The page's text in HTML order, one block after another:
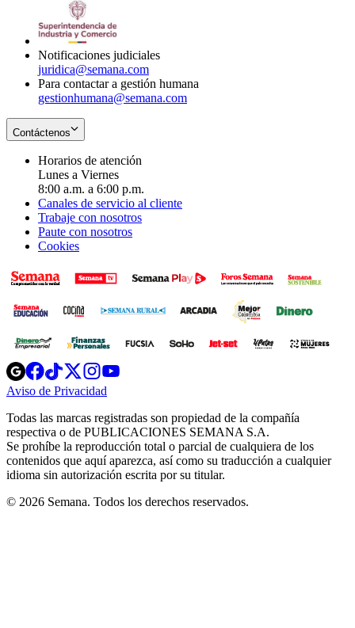
Notificaciones judiciales
juridica@semana.com
Para contactar a gestión humana
gestionhumana@semana.com
Contáctenos
Horarios de atención
Lunes a Viernes
8:00 a.m. a 6:00 p.m.
Canales de servicio al cliente
Trabaje con nosotros
Paute con nosotros
Cookies
Opens
in
new
Opens
in
new
Opens
in
new
window
Opens
new
windowwindow
Aviso de Privacidad
new
window
Todas las marcas registradas son propiedad de la compañía
respectiva o de PUBLICACIONES SEMANA S.A.
Se prohíbe la reproducción total o parcial de cualquiera de los
contenidos que aquí aparezca, así como su traducción a cualquier
idioma sin autorización escrita por su titular.
© 2026 Semana. Todos los derechos reservados.